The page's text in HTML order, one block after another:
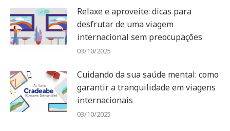
Relaxe e aproveite: dicas para
desfrutar de uma viagem
internacional sem preocupações
03/10/2025
Cuidando da sua saúde mental: como
garantir a tranquilidade em viagens
internacionais
03/10/2025